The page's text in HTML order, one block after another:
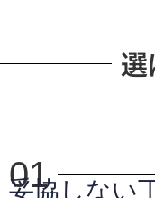
01
妥協しない